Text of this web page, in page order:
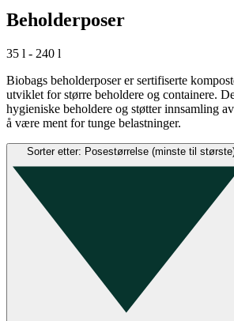
Beholderposer
35 l - 240 l
Biobags beholderposer er sertifiserte
utviklet for større beholdere og containere.
hygieniske beholdere og støtter innsamling
å være ment for tunge belastninger.
Sorter etter: Posestørrelse (minste til